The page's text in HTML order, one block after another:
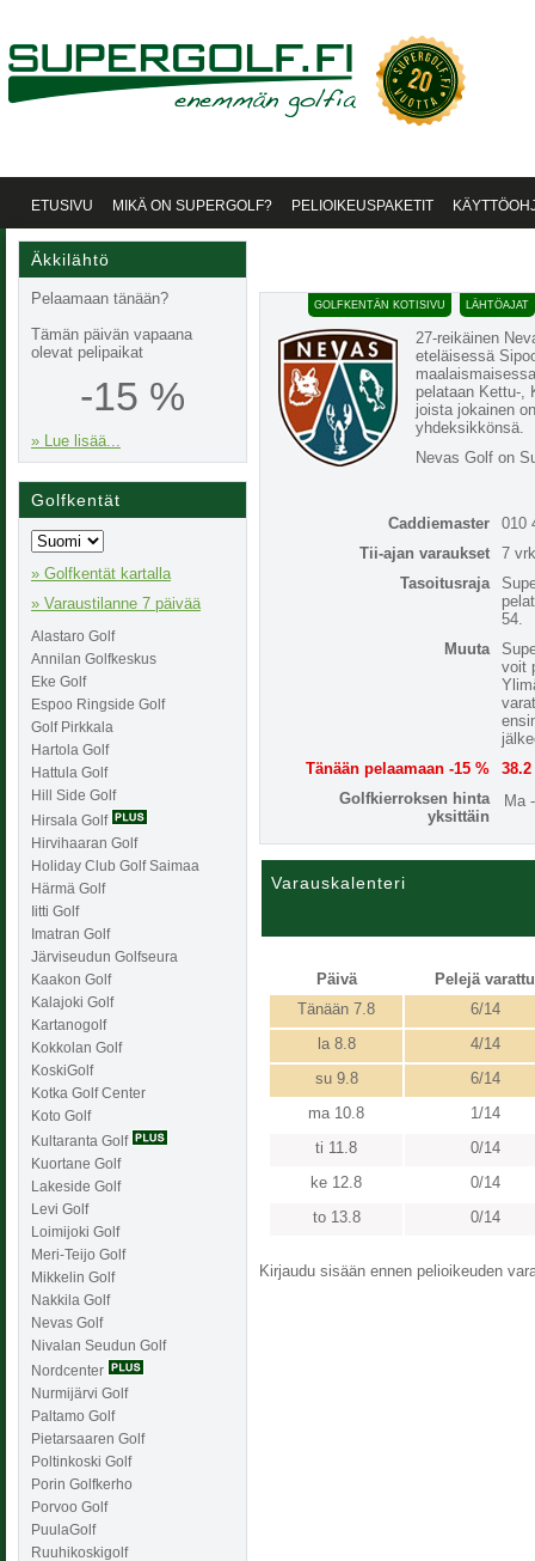
ETUSIVU MIKÄ ON SUPERGOLF? PELIOIKEUSPAKETIT
Äkkilähtö
Pelaamaan tänään?
Tämän päivän vapaana
olevat pelipaikat
-15 %
» Lue lisää...
Golfkentät
» Golfkentät kartalla
» Varaustilanne 7 päivää
Alastaro Golf
Annilan Golfkeskus
Eke Golf
Espoo Ringside Golf
Golf Pirkkala
Hartola Golf
Hattula Golf
Hill Side Golf
Hirsala Golf
Hirvihaaran Golf
Holiday Club Golf Saimaa
Härmä Golf
Iitti Golf
Imatran Golf
Järviseudun Golfseura
Kaakon Golf
Kalajoki Golf
Kartanogolf
Kokkolan Golf
KoskiGolf
Kotka Golf Center
Koto Golf
Kultaranta Golf
Kuortane Golf
Lakeside Golf
Levi Golf
Loimijoki Golf
Meri-Teijo Golf
Mikkelin Golf
Nakkila Golf
Nevas Golf
Nivalan Seudun Golf
Nordcenter
Nurmijärvi Golf
Paltamo Golf
Pietarsaaren Golf
Poltinkoski Golf
Porin Golfkerho
Porvoo Golf
PuulaGolf
Ruuhikoskigolf
GOLFKENTÄN KOTISIVU LÄHTÖAJAT
27-reikäinen
eteläisessä
pelataan Kettu-,
joista jokainen
yhdeksikkönsä.
Nevas Golf on
Caddiemaster
010
Tii-ajan varaukset
7
Tasoitusraja
54.
Muuta
voit
Tänään pelaamaan -15 %
38.2
Golfkierroksen hinta
yksittäin
Ma
Varauskalenteri
Päivä
Pelejä varattu
Tänään 7.8
6/14
la 8.8
4/14
su 9.8
6/14
ma 10.8
1/14
ti 11.8
0/14
ke 12.8
0/14
to 13.8
0/14
Kirjaudu sisään ennen pelioikeuden